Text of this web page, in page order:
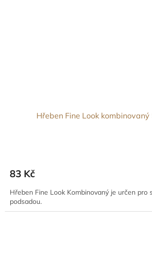
Hřeben Fine Look
83 Kč
Hřeben Fine Look Kombinovaný je určen pro
podsadou.